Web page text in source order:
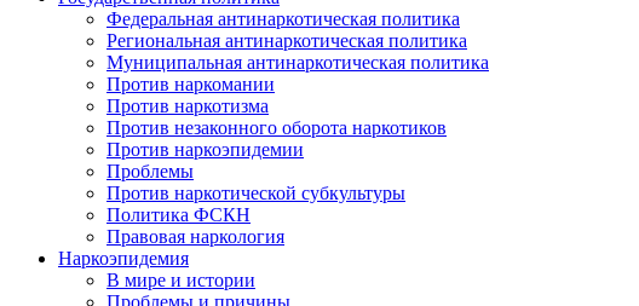
Федеральная антинаркотическая политика
Региональная антинаркотическая политика
Муниципальная антинаркотическая политика
Против наркомании
Против наркотизма
Против незаконного оборота наркотиков
Против наркоэпидемии
Проблемы
Против наркотической субкультуры
Политика ФСКН
Правовая наркология
Наркоэпидемия
В мире и истории
Проблемы и причины